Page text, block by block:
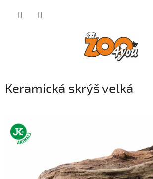
Keramická skrýš velká